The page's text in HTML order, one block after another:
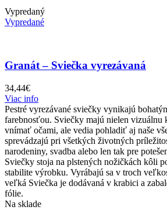
Vypredaný
Vypredané
Granát – Sviečka vyrezávaná
34,44€
Viac info
Pestré vyrezávané sviečky vynikajú
farebnosťou. Sviečky majú nielen vizuálnu
vnímať očami, ale vedia pohladiť aj naše
sprevádzajú pri všetkých životných
narodeniny, svadba alebo len tak pre
Sviečky stoja na plstených nožičkách kôli
stabilite výrobku. Vyrábajú sa v troch
veľká Sviečka je dodávaná v krabici a
fólie.
Na sklade